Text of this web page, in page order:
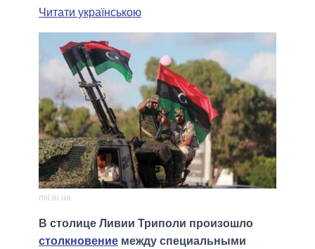
ВСЕ ПЕРСОНЫ
Читати українською
mil.in.ua
В столице Ливии Триполи произошло
столкновение между специальными